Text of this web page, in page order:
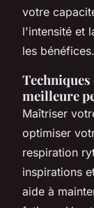
votre
l'intensité et
les bénéfices.
meilleure
Maîtriser
optimiser
respiration
inspirations
aide à